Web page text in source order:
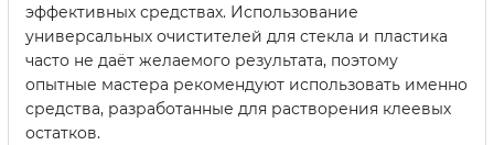
эффективных средствах. Использование
универсальных очистителей для стекла и пластика
часто не даёт желаемого результата, поэтому
опытные мастера рекомендуют использовать именно
средства, разработанные для растворения клеевых
остатков.